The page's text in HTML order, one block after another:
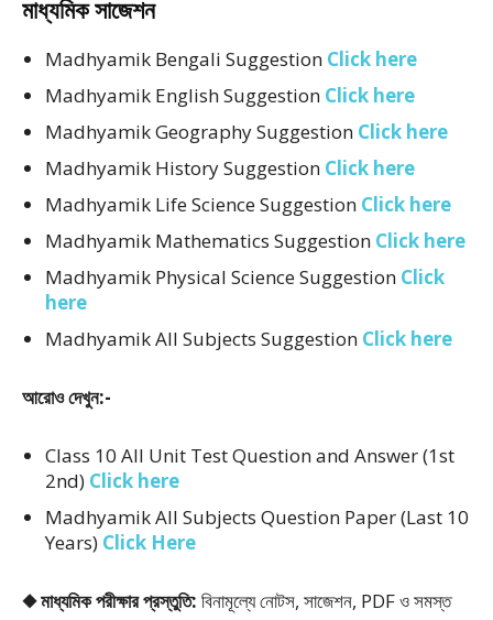
মাধ্যমিক সাজেশন
Madhyamik Bengali Suggestion Click here
Madhyamik English Suggestion Click here
Madhyamik Geography Suggestion Click here
Madhyamik History Suggestion Click here
Madhyamik Life Science Suggestion Click here
Madhyamik Mathematics Suggestion Click here
Madhyamik Physical Science Suggestion Click
here
Madhyamik All Subjects Suggestion Click here
আরোও দেখুন:-
Class 10 All Unit Test Question and Answer (1st
2nd) Click here
Madhyamik All Subjects Question Paper (Last 10
Years) Click Here
◆ মাধ্যমিক পরীক্ষার প্রস্তুতি: বিনামূল্যে নোটস, সাজেশন, PDF ও সমস্ত